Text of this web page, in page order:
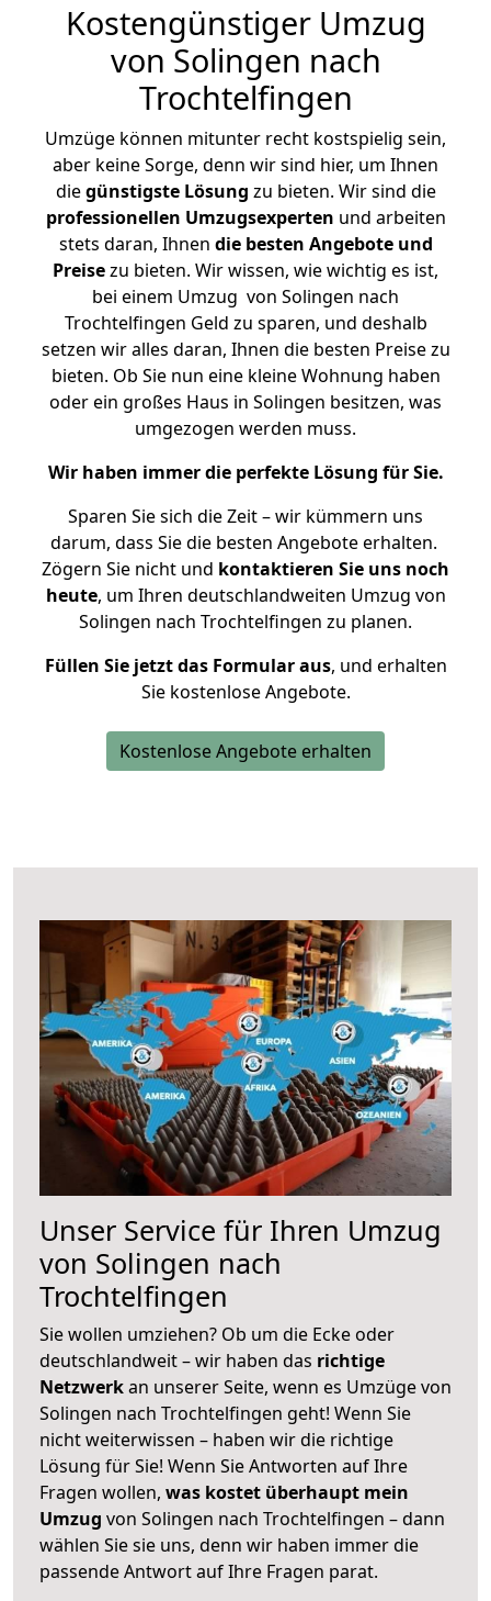
Kostengünstiger Umzug
von Solingen nach
Trochtelfingen
Umzüge können mitunter recht kostspielig sein,
aber keine Sorge, denn wir sind hier, um Ihnen
diegünstigste Lösung zu bieten. Wir sind die
professionellen Umzugsexperten und arbeiten
stets daran, Ihnen die besten Angebote und
Preisezu bieten. Wir wissen, wie wichtig es ist,
bei einem Umzug von Solingen nach
Trochtelfingen Geld zu sparen, und deshalb
setzen wir alles daran, Ihnen die besten Preise zu
bieten. Ob Sie nun eine kleine Wohnung haben
oder ein großes Haus in Solingen besitzen, was
umgezogen werden muss.
Wir haben immer die perfekte Lösung für Sie.
Sparen Sie sich die Zeit – wir kümmern uns
darum, dass Sie die besten Angebote erhalten.
Zögern Sie nicht und kontaktieren Sie uns noch
heute, um Ihren deutschlandweiten Umzug von
Solingen nach Trochtelfingen zu planen.
Füllen Sie jetzt das Formular aus, und erhalten
Sie kostenlose Angebote.
Kostenlose Angebote erhalten
Unser Service für Ihren Umzug
von Solingen nach
Trochtelfingen
Sie wollen umziehen? Ob um die Ecke oder
deutschlandweit – wir haben das richtige
Netzwerkan unserer Seite, wenn es Umzüge von
Solingen nach Trochtelfingen geht! Wenn Sie
nicht weiterwissen – haben wir die richtige
Lösung für Sie! Wenn Sie Antworten auf Ihre
Fragen wollen, was kostet überhaupt mein
Umzug von Solingen nach Trochtelfingen – dann
wählen Sie sie uns, denn wir haben immer die
passende Antwort auf Ihre Fragen parat.